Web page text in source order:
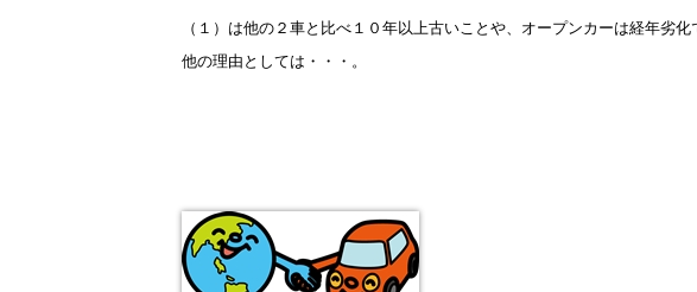
（１）は他の２車と比べ１０年以上古いことや、オープンカーは経年劣
他の理由としては・・・。